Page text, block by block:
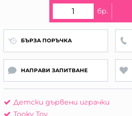
бр.
БЪРЗА ПОРЪЧКА
НАПРАВИ ЗАПИТВАНЕ
Детски дървени играчки